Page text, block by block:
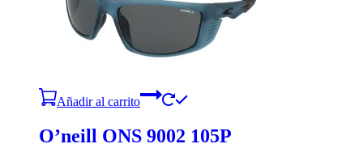
Añadir al carrito
O’neill ONS 9002 105P